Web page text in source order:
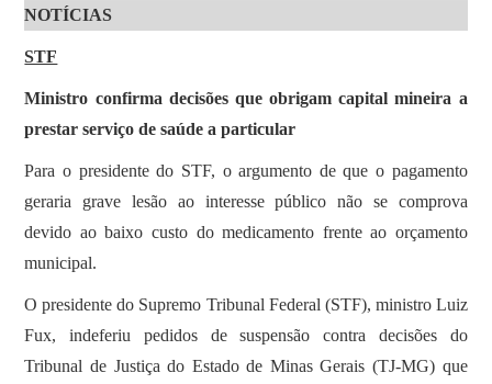
NOTÍCIAS
STF
Ministro confirma decisões que obrigam capital mineira a
prestar serviço de saúde a particular
Para o presidente do STF, o argumento de que o pagamento
geraria grave lesão ao interesse público não se comprova
devido ao baixo custo do medicamento frente ao orçamento
municipal.
O presidente do Supremo Tribunal Federal (STF), ministro Luiz
Fux, indeferiu pedidos de suspensão contra decisões do
Tribunal de Justiça do Estado de Minas Gerais (TJ-MG) que